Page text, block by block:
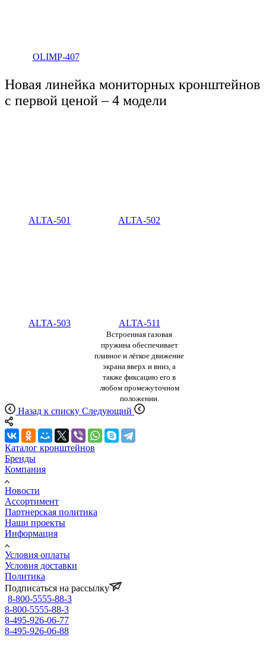
OLIMP-407
Новая линейка мониторных кронштейнов
с первой ценой – 4 модели
ALTA-501 ALTA-502
ALTA-503 ALTA-511
Встроенная газовая
пружина обеспечивает
плавное и лёгкое движение
экрана вверх и вниз, а
также фиксацию его в
любом промежуточном
положении.
Назад к списку Следующий
Каталог кронштейнов
Бренды
Компания
Новости
Ассортимент
Партнерская политика
Наши проекты
Информация
Условия оплаты
Условия доставки
Политика
Подписаться на рассылку
8-800-5555-88-3
8-800-5555-88-3
8-495-926-06-77
8-495-926-06-88